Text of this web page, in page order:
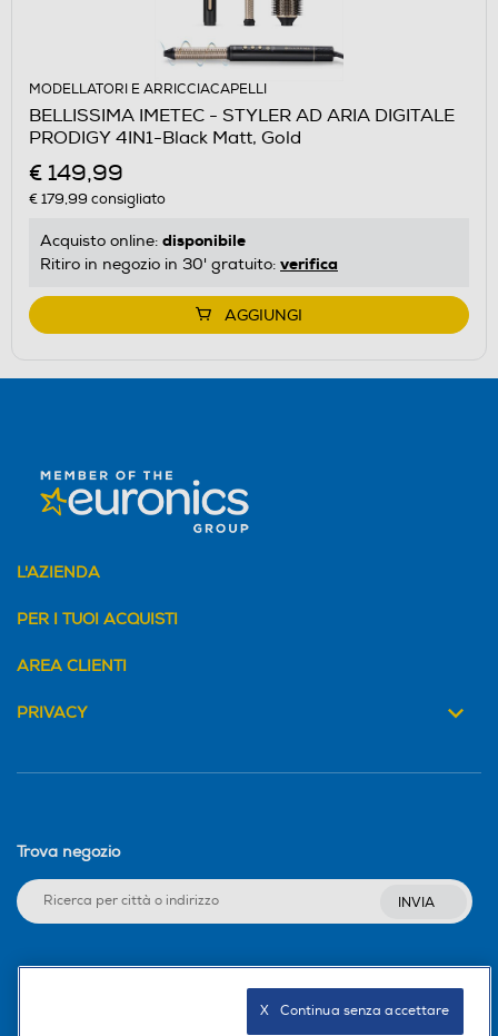
MODELLATORI E ARRICCIACAPELLI
BELLISSIMA IMETEC - STYLER AD ARIA DIGITALE
PRODIGY 4IN1-Black Matt, Gold
€ 149,99
€ 179,99 consigliato
Acquisto online: disponibile
Ritiro in negozio in 30' gratuito: verifica
AGGIUNGI
L'AZIENDA
PER I TUOI ACQUISTI
AREA CLIENTI
PRIVACY
Trova negozio
INVIA
X   Continua senza accettare